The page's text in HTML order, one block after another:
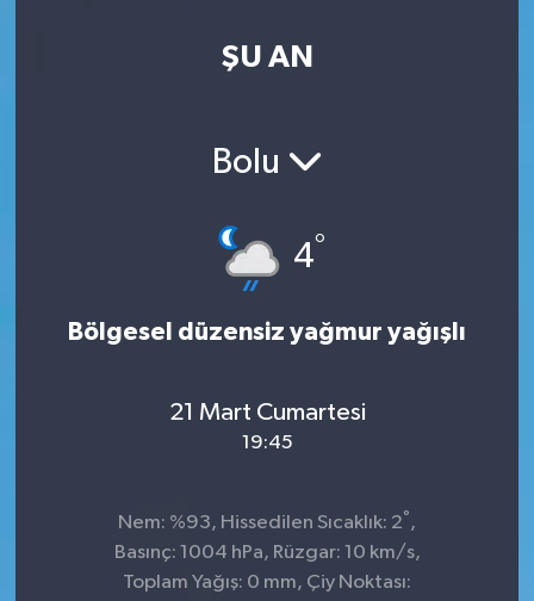
ŞU AN
Bolu
4°
Bölgesel düzensiz yağmur yağışlı
21 Mart Cumartesi
19:45
Nem: %93, Hissedilen Sıcaklık: 2° ,
Basınç: 1004 hPa, Rüzgar: 10 km/s,
Toplam Yağış: 0 mm, Çiy Noktası: